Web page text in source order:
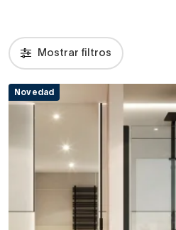
Mostrar filtros
Novedad